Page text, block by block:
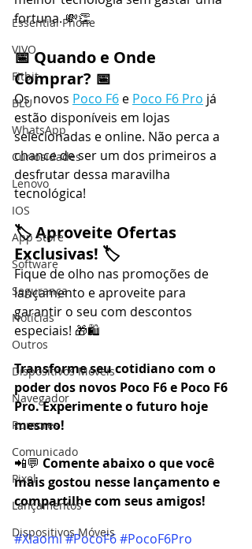
Essential Phone
VIVO
Fitbit
BLU
WhatsApp
Curiosidades
Lenovo
IOS
App Store
Software
Segurança
Notícias
Outros
Dispositivos Móveis
Navegador
Rumores
Comunicado
Pixel
Lançamentos
Dispositivos Móveis
fortuna. 💸👏
📅 Quando e Onde
Comprar? 📅
Os novos Poco F6 e Poco F6 Pro já
estão disponíveis em lojas
selecionadas e online. Não perca a
chance de ser um dos primeiros a
desfrutar dessa maravilha
tecnológica!
🏷️ Aproveite Ofertas
Exclusivas! 🏷️
Fique de olho nas promoções de
lançamento e aproveite para
garantir o seu com descontos
especiais! 🎁🛍️
Transforme seu cotidiano com o
poder dos novos Poco F6 e Poco F6
Pro. Experimente o futuro hoje
mesmo!
📲💬 Comente abaixo o que você
mais gostou nesse lançamento e
compartilhe com seus amigos!
#Xiaomi#PocoF6#PocoF6Pro